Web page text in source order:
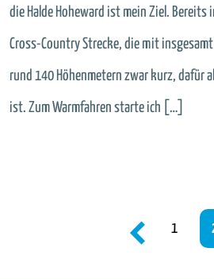
die Halde Hoheward ist mein Ziel.
Cross-Country Strecke, die mit
rund 140 Höhenmetern zwar kurz, dafür
ist. Zum Warmfahren starte ich […]
1